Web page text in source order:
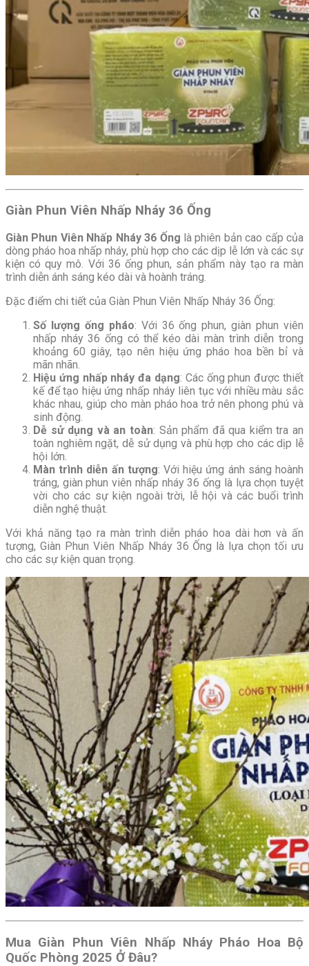
Giàn Phun Viên Nhấp Nháy 36 Ống
Giàn Phun Viên Nhấp Nháy 36 Ống là phiên bản cao cấp của
dòng pháo hoa nhấp nháy, phù hợp cho các dịp lễ lớn và các sự
kiện có quy mô. Với 36 ống phun, sản phẩm này tạo ra màn
trình diễn ánh sáng kéo dài và hoành tráng.
Đặc điểm chi tiết của Giàn Phun Viên Nhấp Nháy 36 Ống:
Số lượng ống pháo: Với 36 ống phun, giàn phun viên
nhấp nháy 36 ống có thể kéo dài màn trình diễn trong
khoảng 60 giây, tạo nên hiệu ứng pháo hoa bền bỉ và
mãn nhãn.
Hiệu ứng nhấp nháy đa dạng: Các ống phun được thiết
kế để tạo hiệu ứng nhấp nháy liên tục với nhiều màu sắc
khác nhau, giúp cho màn pháo hoa trở nên phong phú và
sinh động.
Dễ sử dụng và an toàn: Sản phẩm đã qua kiểm tra an
toàn nghiêm ngặt, dễ sử dụng và phù hợp cho các dịp lễ
hội lớn.
Màn trình diễn ấn tượng: Với hiệu ứng ánh sáng hoành
tráng, giàn phun viên nhấp nháy 36 ống là lựa chọn tuyệt
vời cho các sự kiện ngoài trời, lễ hội và các buổi trình
diễn nghệ thuật.
Với khả năng tạo ra màn trình diễn pháo hoa dài hơn và ấn
tượng, Giàn Phun Viên Nhấp Nháy 36 Ống là lựa chọn tối ưu
cho các sự kiện quan trọng.
Mua Giàn Phun Viên Nhấp Nháy Pháo Hoa Bộ
Quốc Phòng 2025 Ở Đâu?